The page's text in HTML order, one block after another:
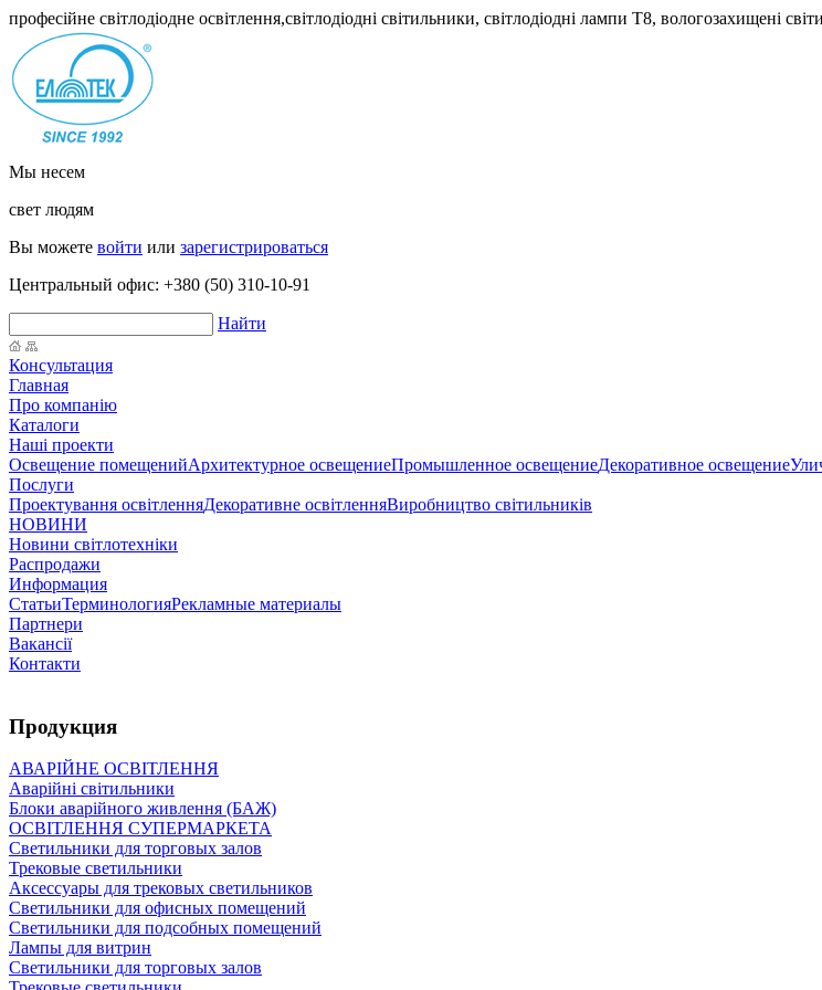
професійне світлодіодне освітлення,світлодіодні світильники, світлодіодні лампи Т8, вологозахищені
Мы несем
свет людям
Вы можете войти или зарегистрироваться
Центральный офис: +380 (50) 310-10-91
Найти
Консультация
Главная
Про компанію
Каталоги
Наші проекти
Освещение помещенийАрхитектурное освещениеПромышленное освещениеДекоративное освещение
Послуги
Проектування освітленняДекоративне освітленняВиробництво світильників
НОВИНИ
Новини світлотехніки
Распродажи
Информация
СтатьиТерминологияРекламные материалы
Партнери
Вакансії
Контакти
Продукция
АВАРІЙНЕ ОСВІТЛЕННЯ
Аварійні світильники
Блоки аварійного живлення (БАЖ)
ОСВІТЛЕННЯ СУПЕРМАРКЕТА
Светильники для торговых залов
Трековые светильники
Аксессуары для трековых светильников
Светильники для офисных помещений
Светильники для подсобных помещений
Лампы для витрин
Светильники для торговых залов